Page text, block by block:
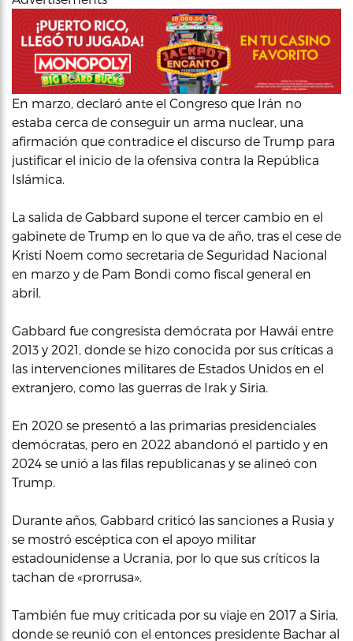
En marzo, declaró ante el Congreso que Irán no
estaba cerca de conseguir un arma nuclear, una
afirmación que contradice el discurso de Trump para
justificar el inicio de la ofensiva contra la República
Islámica.
La salida de Gabbard supone el tercer cambio en el
gabinete de Trump en lo que va de año, tras el cese de
Kristi Noem como secretaria de Seguridad Nacional
en marzo y de Pam Bondi como fiscal general en
abril.
Gabbard fue congresista demócrata por Hawái entre
2013 y 2021, donde se hizo conocida por sus críticas a
las intervenciones militares de Estados Unidos en el
extranjero, como las guerras de Irak y Siria.
En 2020 se presentó a las primarias presidenciales
demócratas, pero en 2022 abandonó el partido y en
2024 se unió a las filas republicanas y se alineó con
Trump.
Durante años, Gabbard criticó las sanciones a Rusia y
se mostró escéptica con el apoyo militar
estadounidense a Ucrania, por lo que sus críticos la
tachan de «prorrusa».
También fue muy criticada por su viaje en 2017 a Siria,
donde se reunió con el entonces presidente Bachar al